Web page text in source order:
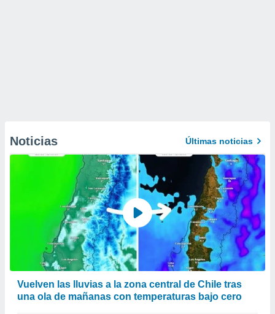
Noticias Últimas noticias
Vuelven las lluvias a la zona central de Chile tras
una ola de mañanas con temperaturas bajo cero